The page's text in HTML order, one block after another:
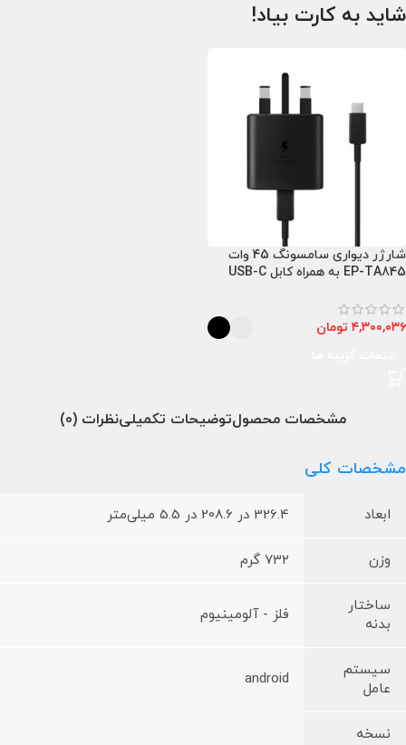
شاید به کارت بیاد!
شارژر دیواری سامسونگ 45 وات
EP-TA845 به همراه کابل USB-C
۴,۳۰۰,۰۳۶ تومان
مشخصات محصولتوضیحات تکمیلینظرات (0)
مشخصات کلی
ابعاد 326.4 در 208.6 در 5.5 میلی‌متر
وزن 732 گرم
ساختار
بدنه
فلز - آلومینیوم
سیستم
عامل
android
نسخه